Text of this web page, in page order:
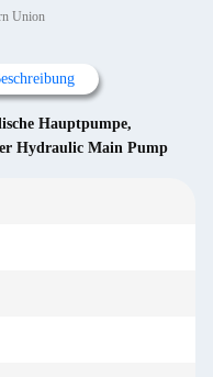
Union
Hauptpumpe,
Hydraulic Main Pump